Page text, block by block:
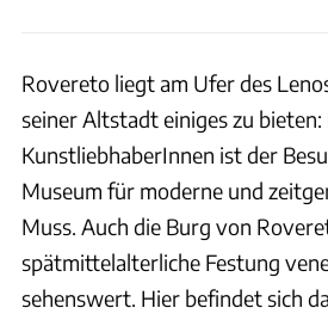
Rovereto liegt am Ufer des
seiner Altstadt einiges zu bieten:
KunstliebhaberInnen ist der
Museum für moderne und
Muss. Auch die Burg von
spätmittelalterliche Festung
sehenswert. Hier befindet sich